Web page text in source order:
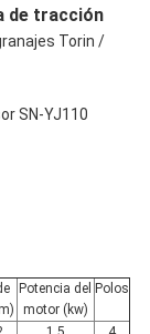
de tracción
Torin /
SN-YJ110
Potencia del
motor (kw)
Polos